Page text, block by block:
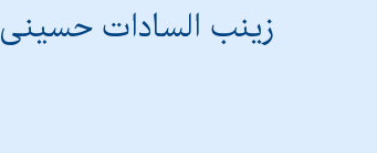
زینب السادات حسینی